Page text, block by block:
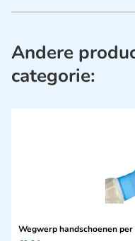
Andere
categorie:
Wegwerp handschoenen